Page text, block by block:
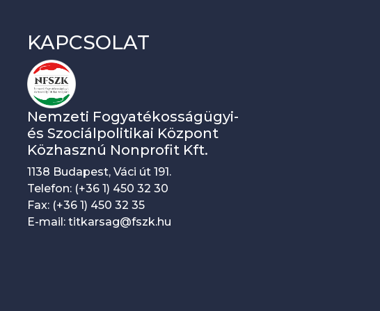
e
z
v
é
n
y
n
a
v
KAPCSOLAT
Nemzeti Fogyatékosságügyi-
és Szociálpolitikai Központ
Közhasznú Nonprofit Kft.
1138 Budapest, Váci út 191.
Telefon: (+36 1) 450 32 30
Fax: (+36 1) 450 32 35
E-mail: titkarsag@fszk.hu